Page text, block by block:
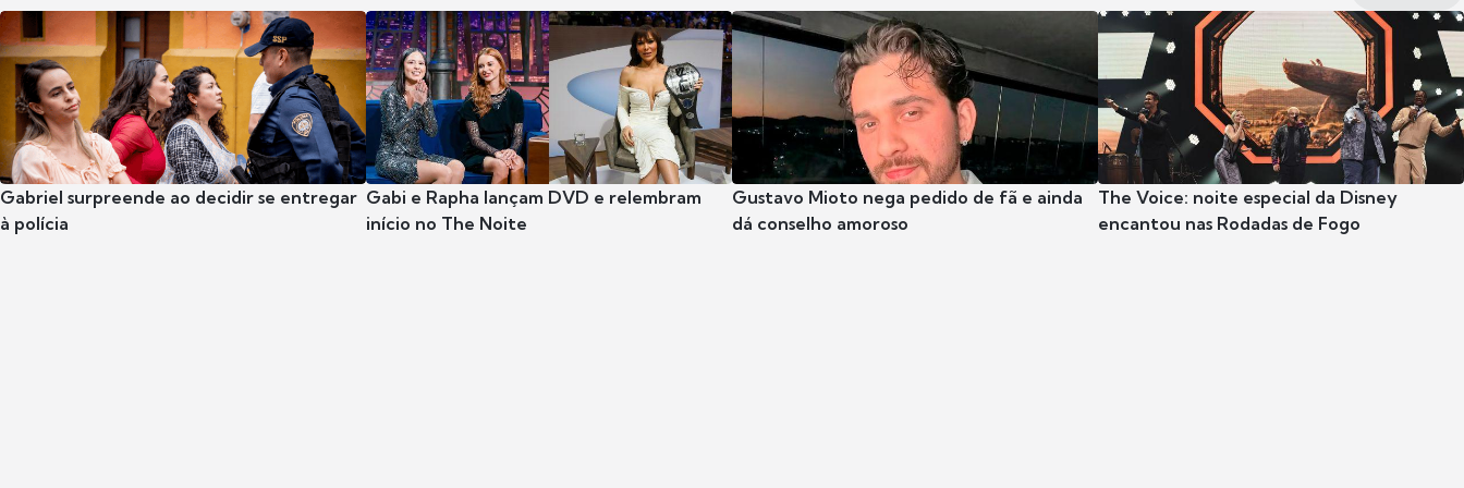
Gabriel surpreende ao decidir se entregar
à polícia
Gabi e Rapha lançam DVD e relembram
início no The Noite
Gustavo Mioto nega pedido de fã e ainda
dá conselho amoroso
The Voice: noite especial da Disney
encantou nas Rodadas de Fogo